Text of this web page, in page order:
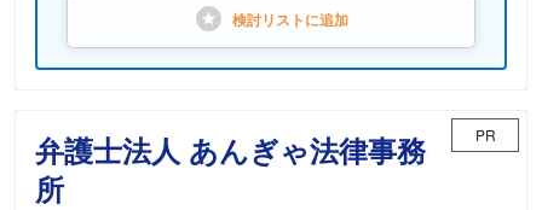
検討リストに追加
弁護士法人 あんぎゃ法律事務
所
PR